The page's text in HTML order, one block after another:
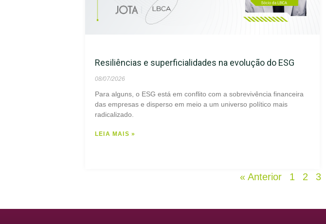
Resiliências e superficialidades na evolução do ESG
08/07/2026
Para alguns, o ESG está em conflito com a sobrevivência financeira
das empresas e disperso em meio a um universo político mais
radicalizado.
LEIA MAIS »
« Anterior 1 2 3